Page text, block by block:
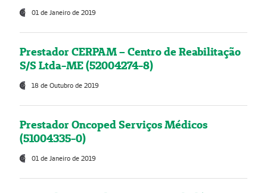
01 de Janeiro de 2019
Prestador CERPAM – Centro de Reabilitação
S/S Ltda-ME (52004274-8)
18 de Outubro de 2019
Prestador Oncoped Serviços Médicos
(51004335-0)
01 de Janeiro de 2019